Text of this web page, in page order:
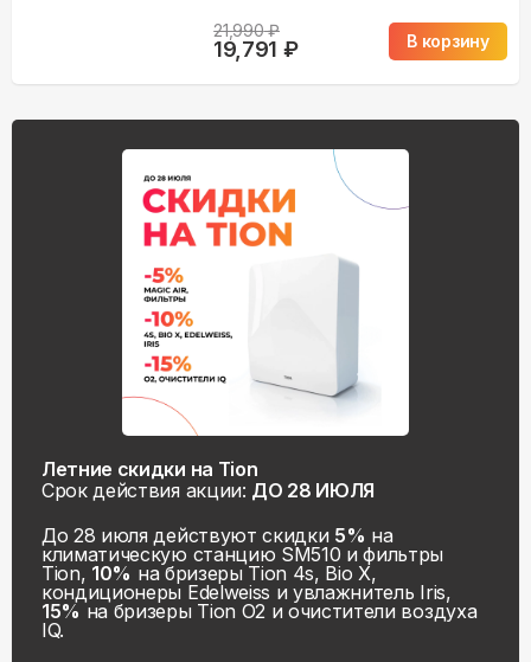
21,990₽
19,791 ₽ В корзину
Летние скидки на Tion
Срок действия акции: ДО 28 ИЮЛЯ
До 28 июля действуют скидки 5% на
климатическую станцию SM510 и фильтры
Tion, 10% на бризеры Tion 4s, Bio X,
кондиционеры Edelweiss и увлажнитель Iris,
15% на бризеры Tion O2 и очистители воздуха
IQ.